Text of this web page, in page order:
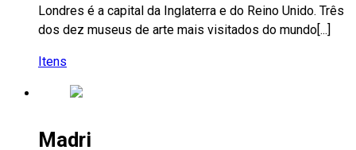
Londres é a capital da Inglaterra e do Reino Unido. Três
dos dez museus de arte mais visitados do mundo[...]
Itens
Madri